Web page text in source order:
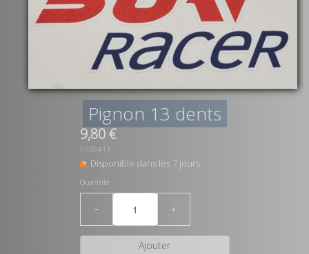
Pignon 13 dents
9,80 €
E10204-13
Disponible dans les 7 jours
Quantité
− +
Ajouter